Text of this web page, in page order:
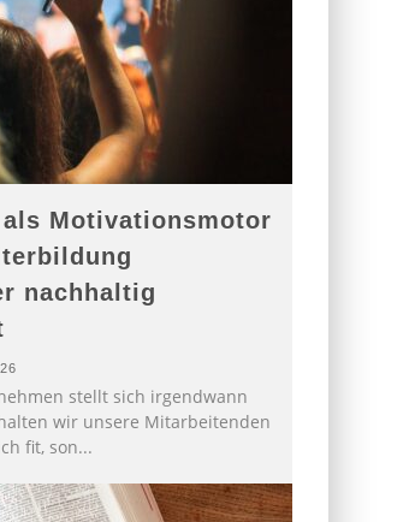
als Motivationsmotor
nachhaltig
stellt sich irgendwann
wir unsere Mitarbeitenden
fit, son...